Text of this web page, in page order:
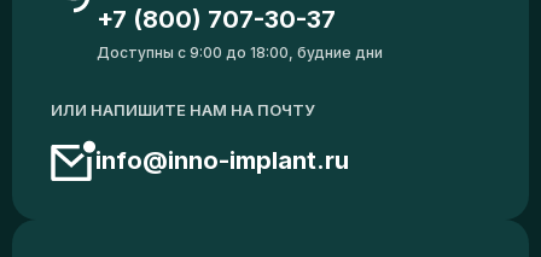
+7 (800) 707-30-37
Доступны с 9:00 до 18:00, будние дни
ИЛИ НАПИШИТЕ НАМ НА ПОЧТУ
info@inno-implant.ru